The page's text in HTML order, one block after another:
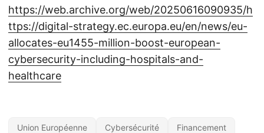
https://web.archive.org/web/20250616090935/h
ttps://digital-strategy.ec.europa.eu/en/news/eu-
allocates-eu1455-million-boost-european-
cybersecurity-including-hospitals-and-
healthcare
Union Européenne Cybersécurité Financement